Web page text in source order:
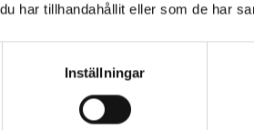
har tillhandahållit eller som de har
Inställningar
Other customers